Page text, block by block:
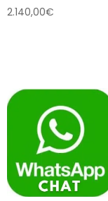
2.140,00€